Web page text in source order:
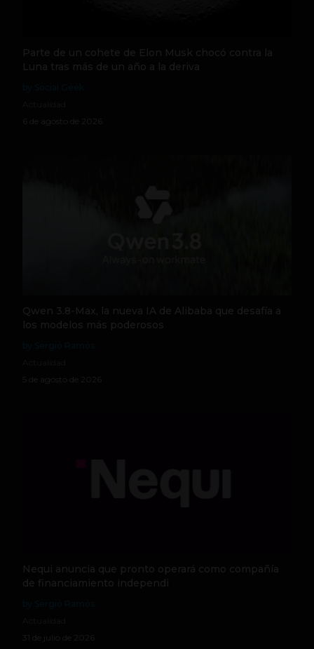
Parte de un cohete de Elon Musk chocó contra la
Luna tras más de un año a la deriva
6 de agosto de 2026
Qwen 3.8-Max, la nueva IA de Alibaba que desafía a
los modelos más poderosos
5 de agosto de 2026
Nequi anuncia que pronto operará como compañía
de financiamiento independi
31 de julio de 2026